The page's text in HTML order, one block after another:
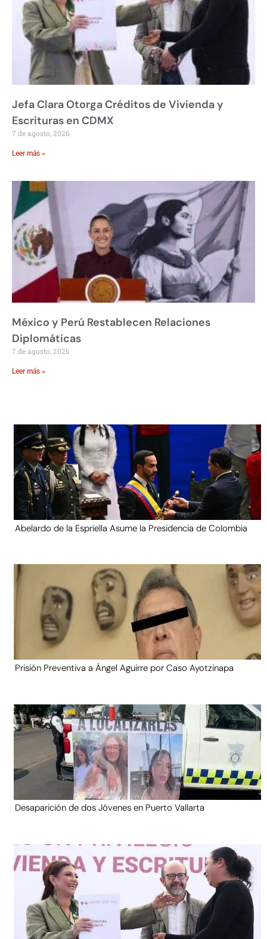
Jefa Clara Otorga Créditos de Vivienda y
Escrituras en CDMX
7 de agosto, 2026
Leer más »
México y Perú Restablecen Relaciones
Diplomáticas
7 de agosto, 2026
Leer más »
Abelardo de la Espriella Asume la Presidencia de Colombia
Prisión Preventiva a Ángel Aguirre por Caso Ayotzinapa
Desaparición de dos Jóvenes en Puerto Vallarta